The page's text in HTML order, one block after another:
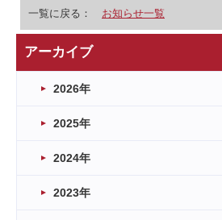
一覧に戻る： お知らせ一覧
アーカイブ
2026年
2025年
2024年
2023年